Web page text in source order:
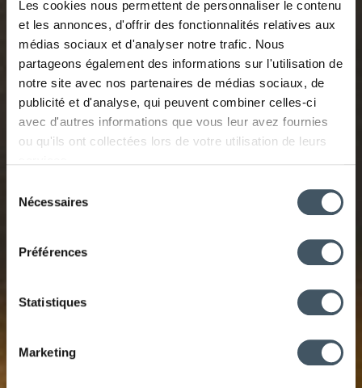
Les cookies nous permettent de personnaliser le contenu
et les annonces, d'offrir des fonctionnalités relatives aux
médias sociaux et d'analyser notre trafic. Nous
partageons également des informations sur l'utilisation de
notre site avec nos partenaires de médias sociaux, de
publicité et d'analyse, qui peuvent combiner celles-ci
avec d'autres informations que vous leur avez fournies
ou qu'ils ont collectées lors de votre utilisation de leurs
Nécessaires
Préférences
Statistiques
Marketing
REMARQUABLE